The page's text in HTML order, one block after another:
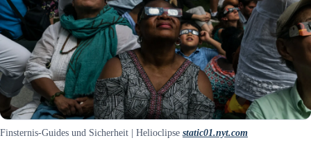
Finsternis-Guides und Sicherheit | Helioclipse static01.nyt.com